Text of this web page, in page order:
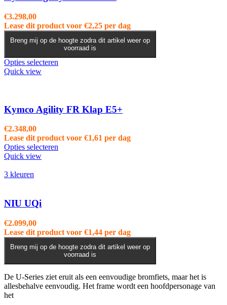
€3.298,00
Lease dit product voor €2,25 per dag
Breng mij op de hoogte zodra dit artikel weer op
voorraad is
Opties selecteren
Deze
optie
gekozen
op
Quick view
Kymco Agility FR Klap E5+
€2.348,00
Lease dit product voor €1,61 per dag
Opties selecteren
Quick view
3 kleuren
NIU UQi
€2.099,00
Lease dit product voor €1,44 per dag
Breng mij op de hoogte zodra dit artikel weer op
voorraad is
De U-Series ziet eruit als een eenvoudige bromfiets, maar het is
allesbehalve eenvoudig. Het frame wordt een hoofdpersonage van
het